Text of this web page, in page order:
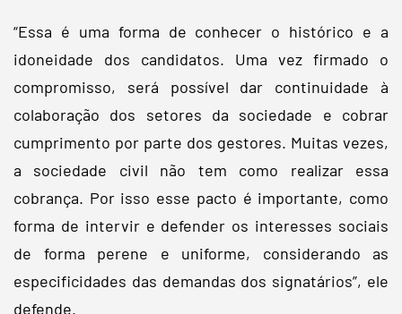
“Essa é uma forma de conhecer o histórico e a
idoneidade dos candidatos. Uma vez firmado o
compromisso, será possível dar continuidade à
colaboração dos setores da sociedade e cobrar
cumprimento por parte dos gestores. Muitas vezes,
a sociedade civil não tem como realizar essa
cobrança. Por isso esse pacto é importante, como
forma de intervir e defender os interesses sociais
de forma perene e uniforme, considerando as
especificidades das demandas dos signatários”, ele
defende.